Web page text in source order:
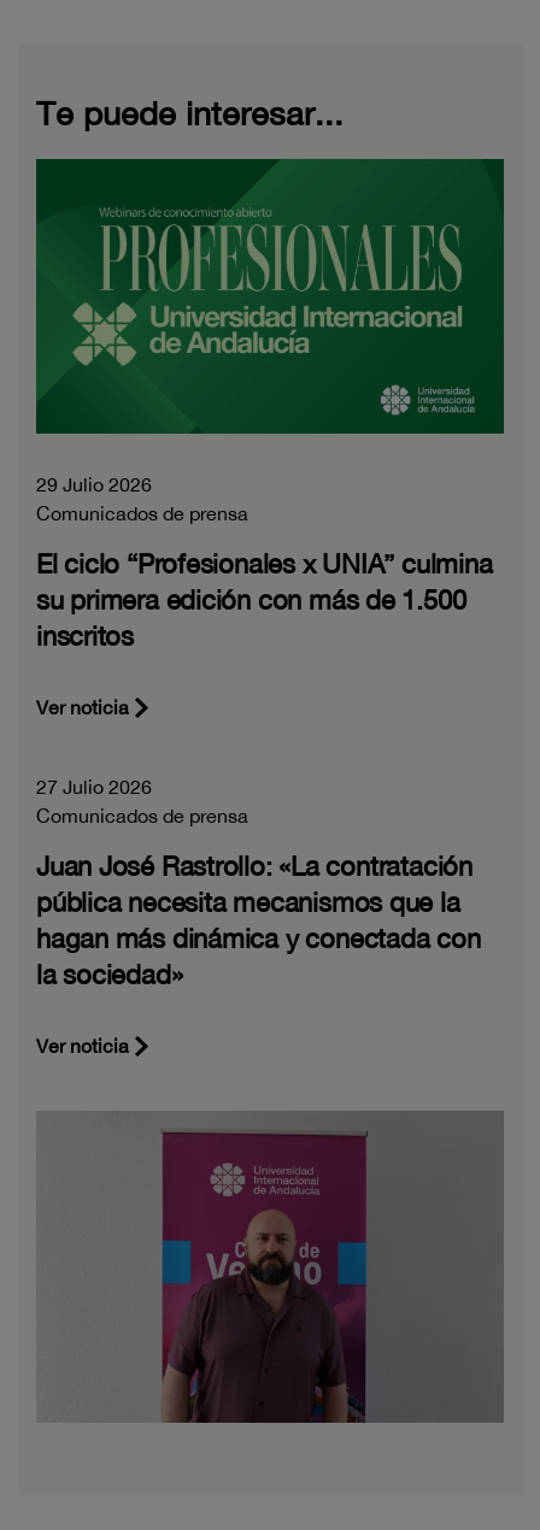
Te puede interesar...
29 Julio 2026
Comunicados de prensa
El ciclo “Profesionales x UNIA” culmina
su primera edición con más de 1.500
inscritos
Ver noticia
27 Julio 2026
Comunicados de prensa
Juan José Rastrollo: «La contratación
pública necesita mecanismos que la
hagan más dinámica y conectada con
la sociedad»
Ver noticia